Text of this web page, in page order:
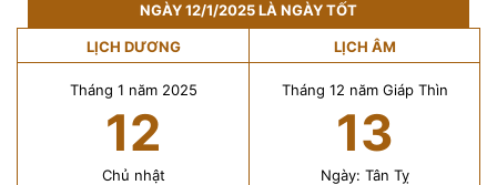
NGÀY 12/1/2025 LÀ NGÀY TỐT
LỊCH DƯƠNG LỊCH ÂM
Tháng 1 năm 2025
12
Chủ nhật
Tháng 12 năm Giáp Thìn
13
Ngày: Tân Tỵ